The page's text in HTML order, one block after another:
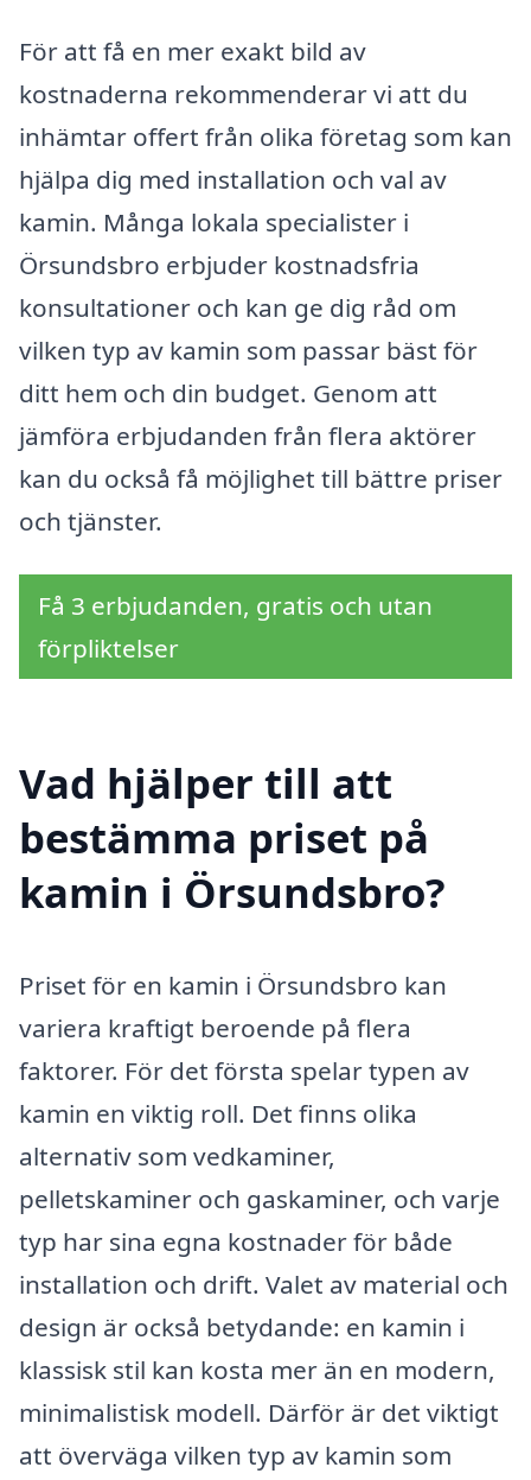
För att få en mer exakt bild av
kostnaderna rekommenderar vi att du
inhämtar offert från olika företag som kan
hjälpa dig med installation och val av
kamin. Många lokala specialister i
Örsundsbro erbjuder kostnadsfria
konsultationer och kan ge dig råd om
vilken typ av kamin som passar bäst för
ditt hem och din budget. Genom att
jämföra erbjudanden från flera aktörer
kan du också få möjlighet till bättre priser
och tjänster.
Få 3 erbjudanden, gratis och utan
förpliktelser
Vad hjälper till att
bestämma priset på
kamin i Örsundsbro?
Priset för en kamin i Örsundsbro kan
variera kraftigt beroende på flera
faktorer. För det första spelar typen av
kamin en viktig roll. Det finns olika
alternativ som vedkaminer,
pelletskaminer och gaskaminer, och varje
typ har sina egna kostnader för både
installation och drift. Valet av material och
design är också betydande: en kamin i
klassisk stil kan kosta mer än en modern,
minimalistisk modell. Därför är det viktigt
att överväga vilken typ av kamin som